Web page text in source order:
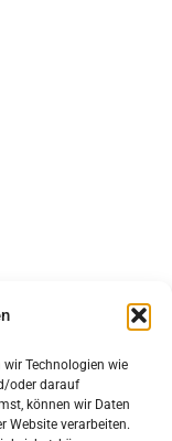
Technologien wie
oder darauf
können wir Daten
Website verarbeiten.